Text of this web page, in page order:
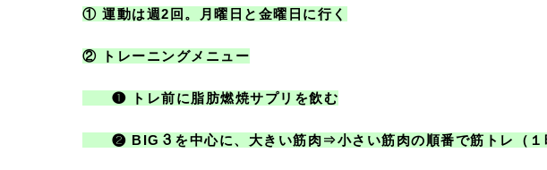
① 運動は週2回。月曜日と金曜日に行く
② トレーニングメニュー
❶ トレ前に脂肪燃焼サプリを飲む
❷ BIG３を中心に、大きい筋肉⇒小さい筋肉の順番で筋トレ（１